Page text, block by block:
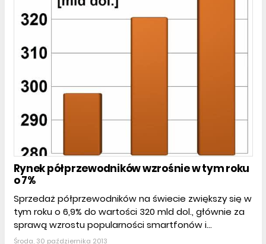
Rynek półprzewodników wzrośnie w tym roku
o 7%
Sprzedaż półprzewodników na świecie zwiększy się w
tym roku o 6,9% do wartości 320 mld dol., głównie za
sprawą wzrostu popularności smartfonów i...
Środa, 30 października 2013